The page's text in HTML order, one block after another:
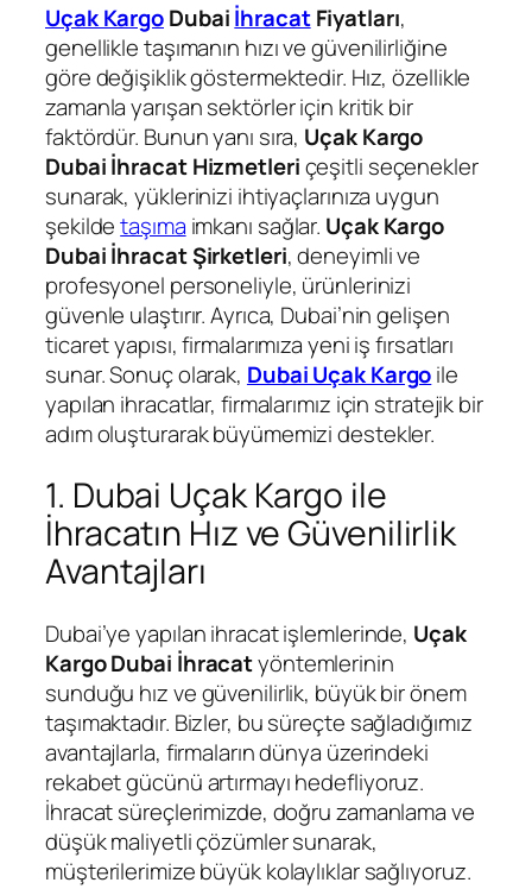
Uçak KargoDubaiİhracatFiyatları,
genellikle taşımanın hızı ve güvenilirliğine
göre değişiklik göstermektedir. Hız, özellikle
zamanla yarışan sektörler için kritik bir
faktördür. Bunun yanı sıra, Uçak Kargo
Dubai İhracat Hizmetleriçeşitli seçenekler
sunarak, yüklerinizi ihtiyaçlarınıza uygun
şekildetaşıma imkanı sağlar. Uçak Kargo
Dubai İhracat Şirketleri, deneyimli ve
profesyonel personeliyle, ürünlerinizi
güvenle ulaştırır. Ayrıca, Dubai’nin gelişen
ticaret yapısı, firmalarımıza yeni iş fırsatları
sunar. Sonuç olarak, Dubai Uçak Kargoile
yapılan ihracatlar, firmalarımız için stratejik bir
adım oluşturarak büyümemizi destekler.
1. Dubai Uçak Kargo ile
İhracatın Hız ve Güvenilirlik
Avantajları
Dubai’ye yapılan ihracat işlemlerinde, Uçak
Kargo Dubai İhracatyöntemlerinin
sunduğu hız ve güvenilirlik, büyük bir önem
taşımaktadır. Bizler, bu süreçte sağladığımız
avantajlarla, firmaların dünya üzerindeki
rekabet gücünü artırmayı hedefliyoruz.
İhracat süreçlerimizde, doğru zamanlama ve
düşük maliyetli çözümler sunarak,
müşterilerimize büyük kolaylıklar sağlıyoruz.